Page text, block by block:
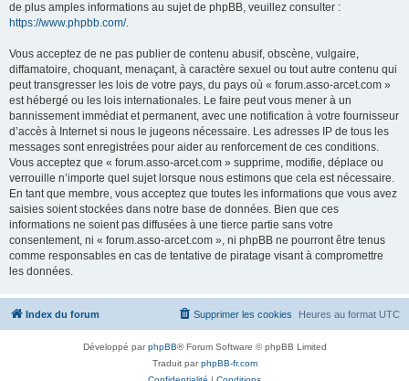
de plus amples informations au sujet de phpBB, veuillez consulter :
https://www.phpbb.com/.
Vous acceptez de ne pas publier de contenu abusif, obscène, vulgaire,
diffamatoire, choquant, menaçant, à caractère sexuel ou tout autre contenu qui
peut transgresser les lois de votre pays, du pays où « forum.asso-arcet.com »
est hébergé ou les lois internationales. Le faire peut vous mener à un
bannissement immédiat et permanent, avec une notification à votre fournisseur
d’accès à Internet si nous le jugeons nécessaire. Les adresses IP de tous les
messages sont enregistrées pour aider au renforcement de ces conditions.
Vous acceptez que « forum.asso-arcet.com » supprime, modifie, déplace ou
verrouille n’importe quel sujet lorsque nous estimons que cela est nécessaire.
En tant que membre, vous acceptez que toutes les informations que vous avez
saisies soient stockées dans notre base de données. Bien que ces
informations ne soient pas diffusées à une tierce partie sans votre
consentement, ni « forum.asso-arcet.com », ni phpBB ne pourront être tenus
comme responsables en cas de tentative de piratage visant à compromettre
les données.
Index du forum Heures au format UTC
Supprimer les cookies
Développé parphpBB® Forum Software © phpBB Limited
Traduit parphpBB-fr.com